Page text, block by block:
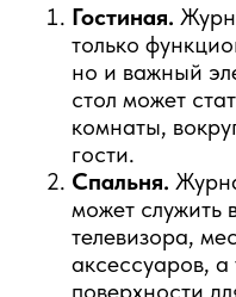
Гостиная.
только
но и важный
стол может
комнаты,
гости.
Спальня.
может служить
телевизора,
аксессуаров,
поверхности